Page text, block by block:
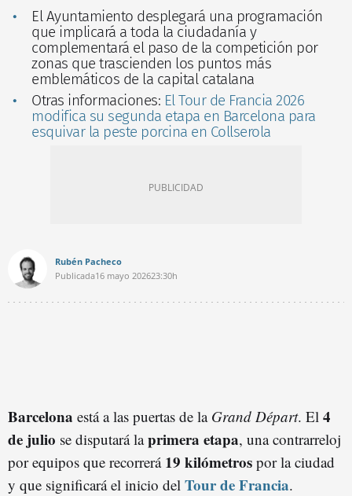
El Ayuntamiento desplegará una programación
que implicará a toda la ciudadanía y
complementará el paso de la competición por
zonas que trascienden los puntos más
emblemáticos de la capital catalana
Otras informaciones: El Tour de Francia 2026
modifica su segunda etapa en Barcelona para
esquivar la peste porcina en Collserola
Rubén Pacheco
Publicada16 mayo 202623:30h
Barcelona está a las puertas de la Grand Départ. El 4
de julio se disputará laprimera etapa, una contrarreloj
por equipos que recorrerá 19 kilómetros por la ciudad
y que significará el inicio del Tour de Francia.